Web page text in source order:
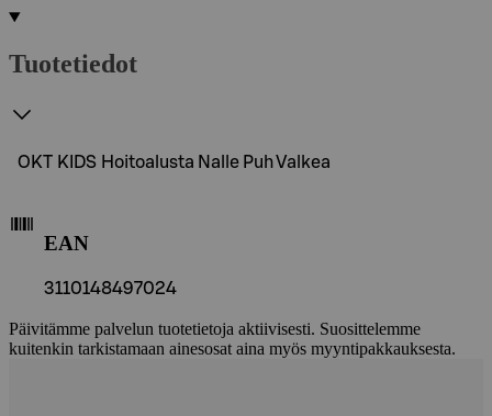
Tuotetiedot
OKT KIDS Hoitoalusta Nalle Puh Valkea
EAN
3110148497024
Päivitämme palvelun tuotetietoja aktiivisesti. Suosittelemme
kuitenkin tarkistamaan ainesosat aina myös myyntipakkauksesta.